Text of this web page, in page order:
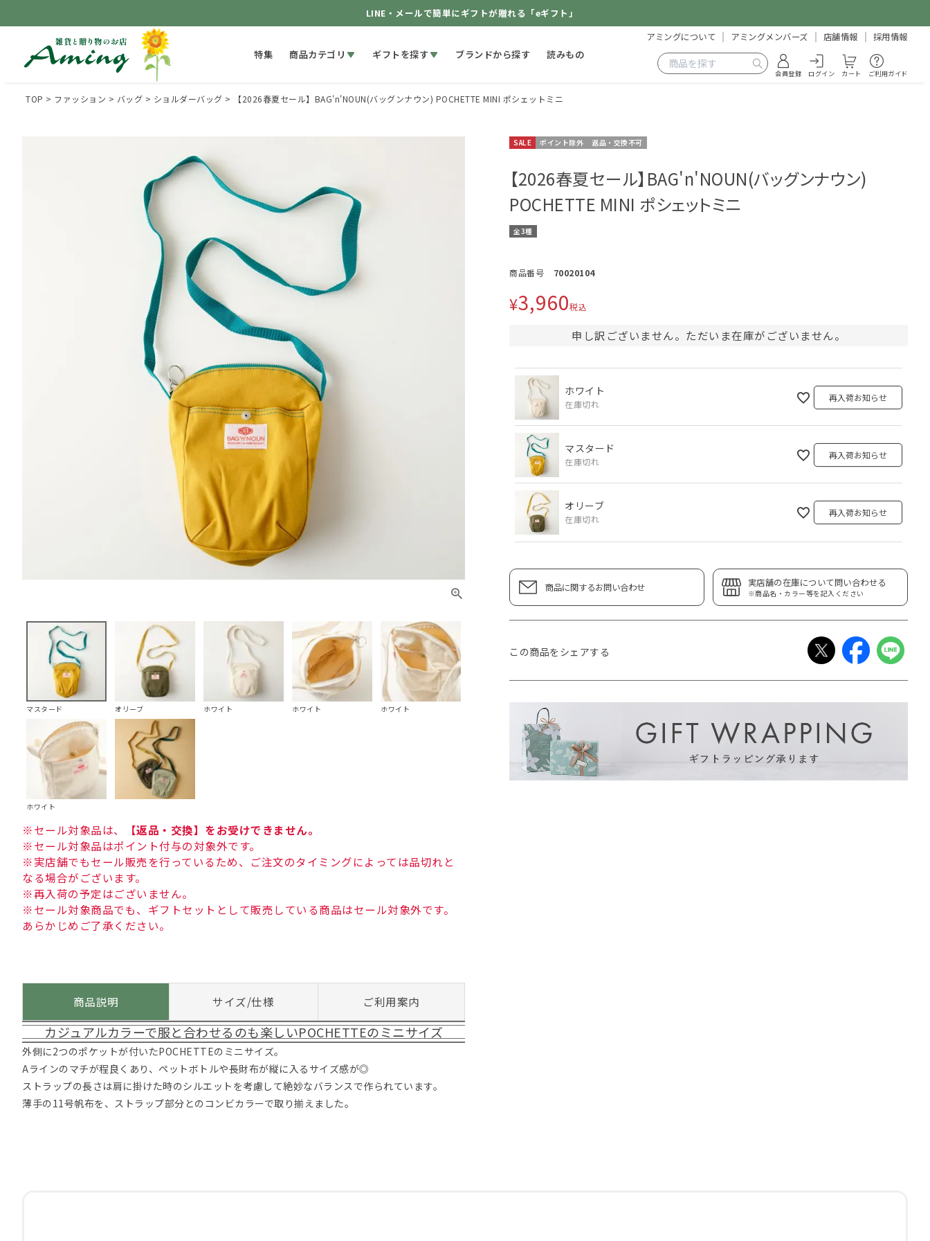
LINE・メールで簡単にギフトが贈れる「eギフト」
特集 商品カテゴリ ギフトを探す ブランドから探す 読みもの
アミングについて アミングメンバーズ 店舗情報 採用情報
会員登録 ログイン カート ご利用ガイド
TOP ファッション バッグ ショルダーバッグ 【2026春夏セール】BAG'n'NOUN(バッグンナウン) POCHETTE MINI ポシェットミニ
マスタード オリーブ ホワイト ホワイト ホワイト
ホワイト
※セール対象品は、
【返品・交換】をお受けできません。
※セール対象品はポイント付与の対象外です。
※実店舗でもセール販売を行っているため、ご注文のタイミングによっては品切れと
なる場合がございます。
※再入荷の予定はございません。
※セール対象商品でも、ギフトセットとして販売している商品はセール対象外です。
あらかじめご了承ください。
商品説明 サイズ/仕様 ご利用案内
カジュアルカラーで服と合わせるのも楽しいPOCHETTEのミニサイズ
外側に2つのポケットが付いたPOCHETTEのミニサイズ。
Aラインのマチが程良くあり、ペットボトルや長財布が縦に入るサイズ感が◎
ストラップの長さは肩に掛けた時のシルエットを考慮して絶妙なバランスで作られています。
薄手の11号帆布を、ストラップ部分とのコンビカラーで取り揃えました。
SALE ポイント除外 返品・交換不可
【2026春夏セール】BAG'n'NOUN(バッグンナウン)
POCHETTE MINI ポシェットミニ
全3種
商品番号 70020104
¥3,960税込
申し訳ございません。ただいま在庫がございません。
ホワイト
在庫切れ
再入荷お知らせ
マスタード
在庫切れ
再入荷お知らせ
オリーブ
在庫切れ
再入荷お知らせ
商品に関するお問い合わせ 実店舗の在庫について問い合わせる
※商品名・カラー等を記入ください
この商品をシェアする